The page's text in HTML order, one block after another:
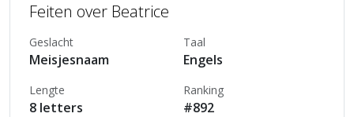
Feiten over Beatrice
Geslacht
Meisjesnaam
Taal
Engels
Lengte
8 letters
Ranking
#892